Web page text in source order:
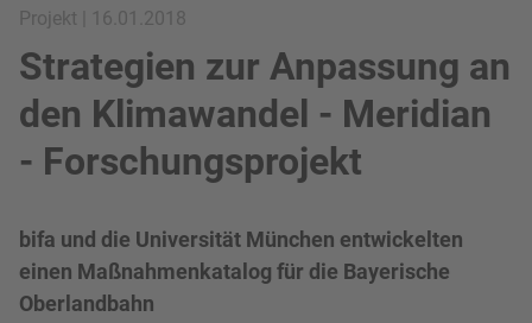
Projekt | 16.01.2018
Strategien zur Anpassung an
den Klimawandel - Meridian
- Forschungsprojekt
bifa und die Universität München entwickelten
einen Maßnahmenkatalog für die Bayerische
Oberlandbahn